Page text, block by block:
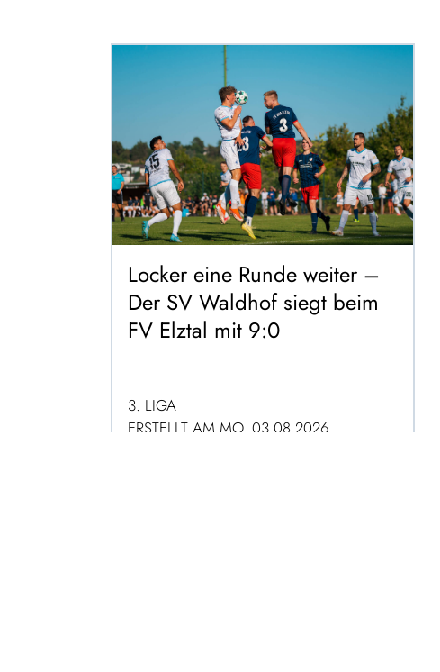
Locker eine Runde weiter –
Der SV Waldhof siegt beim
FV Elztal mit 9:0
3. LIGA
ERSTELLT AM MO. 03.08.2026